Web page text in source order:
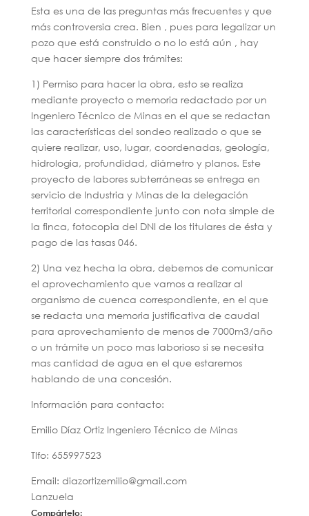
Esta es una de las preguntas más frecuentes y que
más controversia crea. Bien , pues para legalizar un
pozo que está construido o no lo está aún , hay
que hacer siempre dos trámites:
1) Permiso para hacer la obra, esto se realiza
mediante proyecto o memoria redactado por un
Ingeniero Técnico de Minas en el que se redactan
las características del sondeo realizado o que se
quiere realizar, uso, lugar, coordenadas, geología,
hidrologia, profundidad, diámetro y planos. Este
proyecto de labores subterráneas se entrega en
servicio de Industria y Minas de la delegación
territorial correspondiente junto con nota simple de
la finca, fotocopia del DNI de los titulares de ésta y
pago de las tasas 046.
2) Una vez hecha la obra, debemos de comunicar
el aprovechamiento que vamos a realizar al
organismo de cuenca correspondiente, en el que
se redacta una memoria justificativa de caudal
para aprovechamiento de menos de 7000m3/año
o un trámite un poco mas laborioso si se necesita
mas cantidad de agua en el que estaremos
hablando de una concesión.
Información para contacto:
Emilio Díaz Ortiz Ingeniero Técnico de Minas
Tlfo: 655997523
Email: diazortizemilio@gmail.com
Lanzuela
Compártelo: